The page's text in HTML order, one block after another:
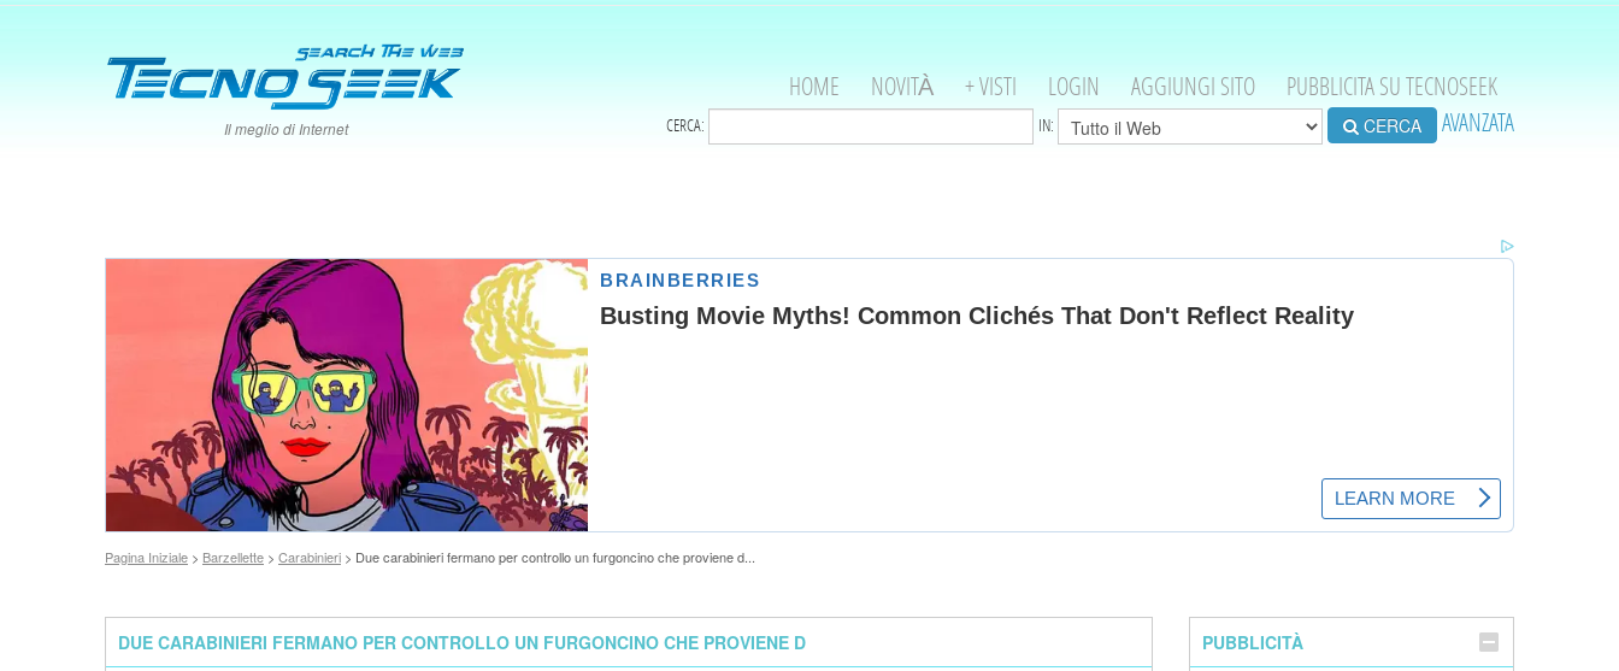
Il meglio di Internet
HOME NOVITÀ + VISTI LOGIN AGGIUNGI SITO PUBBLICITA SU TECNOSEEK
CERCA: IN: CERCA AVANZATA
Pagina Iniziale > Barzellette > Carabinieri > Due carabinieri fermano per controllo un furgoncino che proviene d...
DUE CARABINIERI FERMANO PER CONTROLLO UN FURGONCINO CHE PROVIENE D
PUBBLICITÀ